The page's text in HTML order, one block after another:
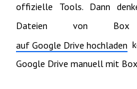
offizielle Tools. Dann
Dateien von Box
auf Google Drive hochladen
Google Drive manuell mit